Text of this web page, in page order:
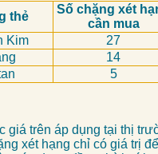
thẻ
Số chặng xét
cần mua
Kim
27
14
5
giá trên áp dụng tại thị
xét hạng chỉ có giá trị